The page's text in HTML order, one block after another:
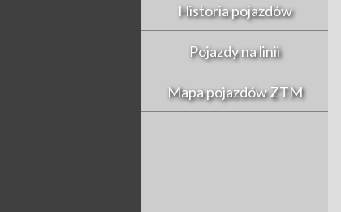
Historia pojazdów
Pojazdy na linii
Mapa pojazdów ZTM